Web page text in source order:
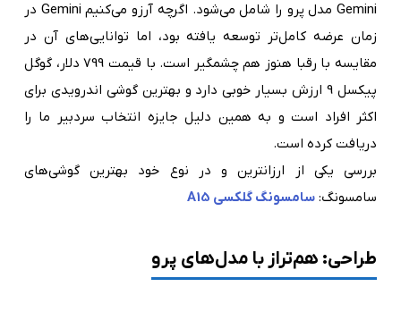
Gemini مدل پرو را شامل می‌شود. اگرچه آرزو می‌کنیم Gemini در
زمان عرضه کامل‌تر توسعه یافته بود، اما توانایی‌های آن در
مقایسه با رقبا هنوز هم چشمگیر است. با قیمت 799 دلار، گوگل
پیکسل 9 ارزش بسیار خوبی دارد و بهترین گوشی اندرویدی برای
اکثر افراد است و به همین دلیل جایزه انتخاب سردبیر ما را
دریافت کرده است.
بررسی یکی از ارزانترین و در نوع خود بهترین گوشی‌های
سامسونگ: سامسونگ گلکسی A15
طراحی: هم‌تراز با مدل‌های پرو